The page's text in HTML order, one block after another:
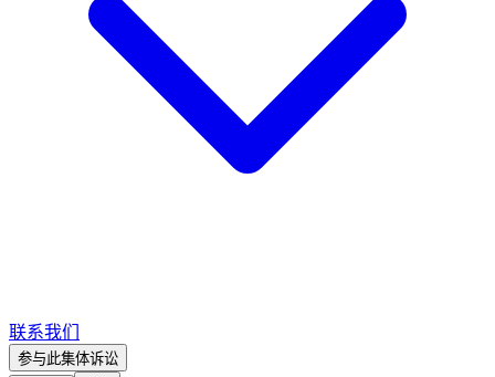
联系我们
参与此集体诉讼